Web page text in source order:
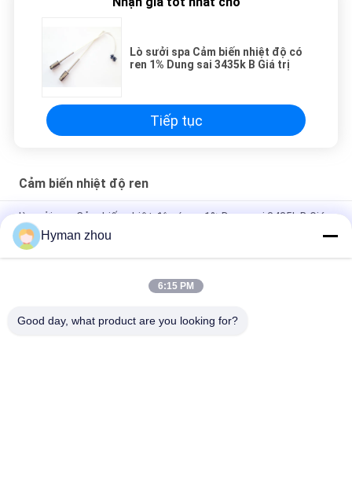
Lò sưởi spa Cảm biến nhiệt độ có
ren 1% Dung sai 3435k B Giá trị
Tiếp tục
Cảm biến nhiệt độ ren
lò sưởi spa Cảm biến nhiệt độ có ren 1% Dung sai 3435k B Giá
trị
Đầu dò cặp nhiệt điện ren công nghiệp Điện trở 200k 3380K
Cảm biến nhiệt độ có ren 50K B3950 Bảo vệ IP66 Công suất
Hyman zhou
6:15 PM
Good day, what product are you looking for?